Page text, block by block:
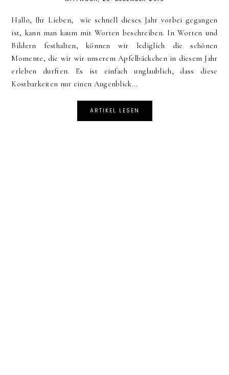
Hallo, Ihr Lieben, wie schnell dieses Jahr vorbei gegangen
ist, kann man kaum mit Worten beschreiben. In Worten und
Bildern festhalten, können wir lediglich die schönen
Momente, die wir wir unserem Apfelbäckchen in diesem Jahr
erleben durften. Es ist einfach unglaublich, dass diese
Kostbarkeiten nur einen Augenblick...
ARTIKEL LESEN